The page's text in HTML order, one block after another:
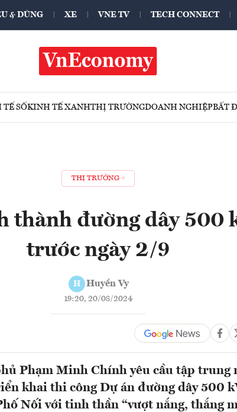
& DÙNG XE VNE TV TECH CONNECT
SỐKINH TẾ XANHTHỊ TRƯỜNGDOANH NGHIỆPBẤT
THỊ TRƯỜNG
thành đường dây 500
trước ngày 2/9
H Huyền Vy
19:20, 20/08/2024
Phạm Minh Chính yêu cầu tập trung
khai thi công Dự án đường dây 500
Nối với tinh thần “vượt nắng, thắng